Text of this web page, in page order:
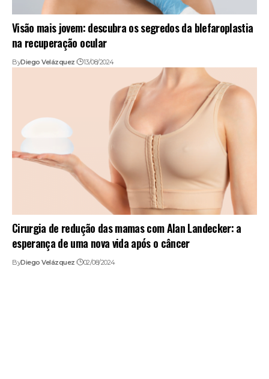
Visão mais jovem: descubra os segredos da blefaroplastia
na recuperação ocular
ByDiego Velázquez 13/08/2024
Cirurgia de redução das mamas com Alan Landecker: a
esperança de uma nova vida após o câncer
ByDiego Velázquez 02/08/2024